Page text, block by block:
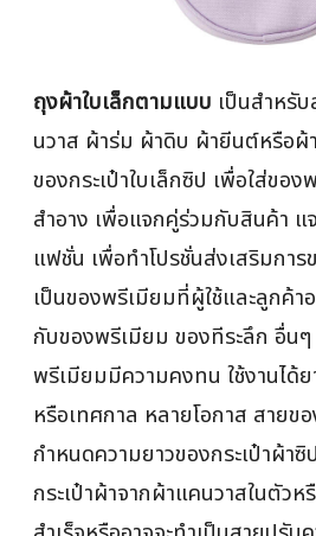
ถุงผ้าใบเล็กตามแบบ เป็นสำหรั
นวาส ผ้าร่ม ผ้าดิบ ผ้ายีนต์หรือ
ของกระเป๋าใบเล็กซิป เพื่อใส่ขอ
สำอาง เพื่อแจกคู่ร่วมกับสินค้า แ
แฟชั่น เพื่อทำโปรชั่นส่งเสริมการ
เป็นของพรีเมียมที่ผู้ใช้และลูกค้า
กับของพรีเมียม ของทีระลึก อื่นๆ
พรีเมียมมีความคงทน ใช้งานได้ย
หรือเทศกาล หลายโอกาส สายขอ
กำหนดความยาวของกระเป๋าผ้าซิ
กระเป๋าผ้าจากผ้าแคนวาสในตัวห